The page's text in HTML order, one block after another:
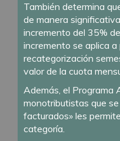
También determina
de manera
incremento del 35%
incremento se aplica
recategorización
valor de la cuota
Además, el Programa
monotributistas que
facturados» les
categoría.